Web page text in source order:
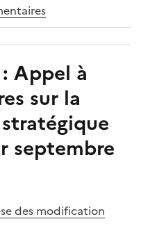
Appel à
sur la
septembre
des modification